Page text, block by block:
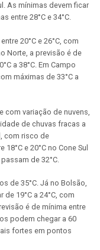
As mínimas devem ficar
entre 28°C e 34°C.
20°C e 26°C, com
Norte, a previsão é de
a 38°C. Em Campo
máximas de 33°C a
variação de nuvens,
de chuvas fracas a
com risco de
e 20°C no Cone Sul
de 32°C.
de 35°C. Já no Bolsão,
19°C a 24°C, com
é de mínima entre
podem chegar a 60
fortes em pontos